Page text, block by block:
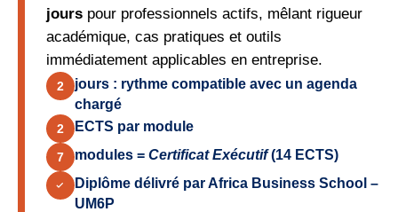
jours pour professionnels actifs, mêlant rigueur
académique, cas pratiques et outils
immédiatement applicables en entreprise.
2
jours : rythme compatible avec un agenda
chargé
2 ECTS par module
7 modules = Certificat Exécutif(14 ECTS)
Diplôme délivré par Africa Business School –
UM6P